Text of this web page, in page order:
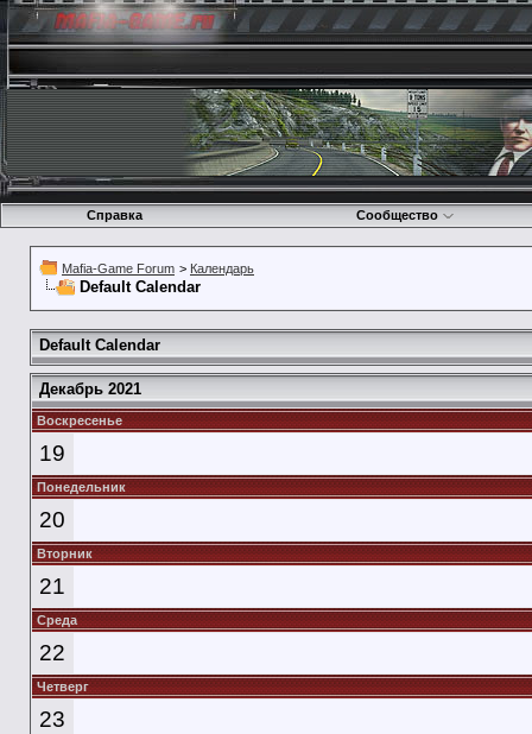
Справка Сообщество
Mafia-Game Forum > Календарь
Default Calendar
Default Calendar
Декабрь 2021
Воскресенье
19
Понедельник
20
Вторник
21
Среда
22
Четверг
23